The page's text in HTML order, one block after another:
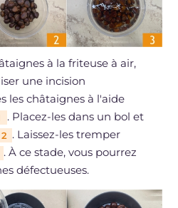
à la friteuse à air,
une incision
les châtaignes à l'aide
. Placez-les dans un bol et
2 . Laissez-les tremper
. À ce stade, vous pourrez
défectueuses.